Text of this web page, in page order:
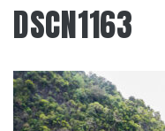
DSCN1163